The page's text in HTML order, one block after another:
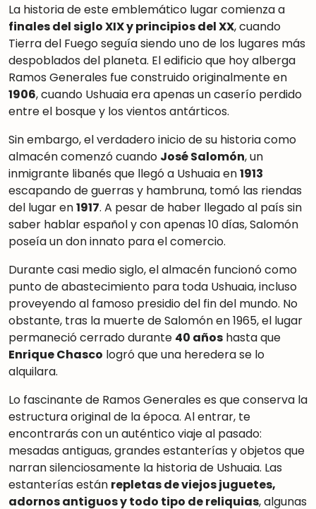
La historia de este emblemático lugar comienza a
finales del siglo XIX y principios del XX, cuando
Tierra del Fuego seguía siendo uno de los lugares más
despoblados del planeta. El edificio que hoy alberga
Ramos Generales fue construido originalmente en
1906, cuando Ushuaia era apenas un caserío perdido
entre el bosque y los vientos antárticos.
Sin embargo, el verdadero inicio de su historia como
almacén comenzó cuando José Salomón, un
inmigrante libanés que llegó a Ushuaia en1913
escapando de guerras y hambruna, tomó las riendas
del lugar en1917. A pesar de haber llegado al país sin
saber hablar español y con apenas 10 días, Salomón
poseía un don innato para el comercio.
Durante casi medio siglo, el almacén funcionó como
punto de abastecimiento para toda Ushuaia, incluso
proveyendo al famoso presidio del fin del mundo. No
obstante, tras la muerte de Salomón en 1965, el lugar
permaneció cerrado durante 40 años hasta que
Enrique Chasco logró que una heredera se lo
alquilara.
Lo fascinante de Ramos Generales es que conserva la
estructura original de la época. Al entrar, te
encontrarás con un auténtico viaje al pasado:
mesadas antiguas, grandes estanterías y objetos que
narran silenciosamente la historia de Ushuaia. Las
estanterías están repletas de viejos juguetes,
adornos antiguos y todo tipo de reliquias, algunas